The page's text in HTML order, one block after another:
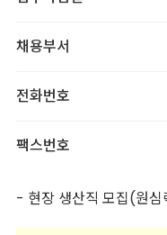
채용부서
전화번호
팩스번호
- 현장 생산직 모집(원